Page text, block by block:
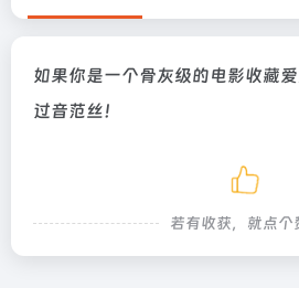
如果你是一个骨灰级的电影收藏
过音范丝！
若有收获，就点个